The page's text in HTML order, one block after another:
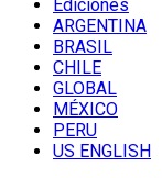
Ediciones
ARGENTINA
BRASIL
CHILE
GLOBAL
MÉXICO
PERU
US ENGLISH